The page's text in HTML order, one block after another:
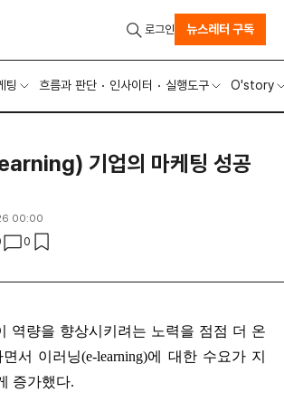
팅 흐름과 판단 인사이터 실행도구 O'story
로그인 뉴스레터 구독
기업의 마케팅 성공
00:00
0
역량을 향상시키려는 노력을 점점 더 온
서 이러닝(e-learning)에 대한 수요가 지
증가했다.